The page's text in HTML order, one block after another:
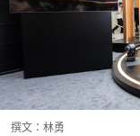
撰文： 林勇